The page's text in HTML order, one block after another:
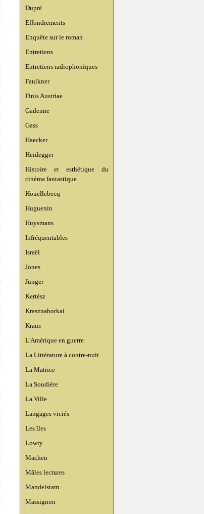
Dupré
Effondrements
Enquête sur le roman
Entretiens
Entretiens radiophoniques
Faulkner
Finis Austriae
Gadenne
Gass
Haecker
Heidegger
Histoire et esthétique du
cinéma fantastique
Houellebecq
Huguenin
Huysmans
Infréquentables
Israël
Jones
Jünger
Kertész
Krasznahorkai
Kraus
L'Amérique en guerre
La Littérature à contre-nuit
La Matrice
La Soudière
La Ville
Langages viciés
Les îles
Lowry
Machen
Mâles lectures
Mandelstam
Massignon